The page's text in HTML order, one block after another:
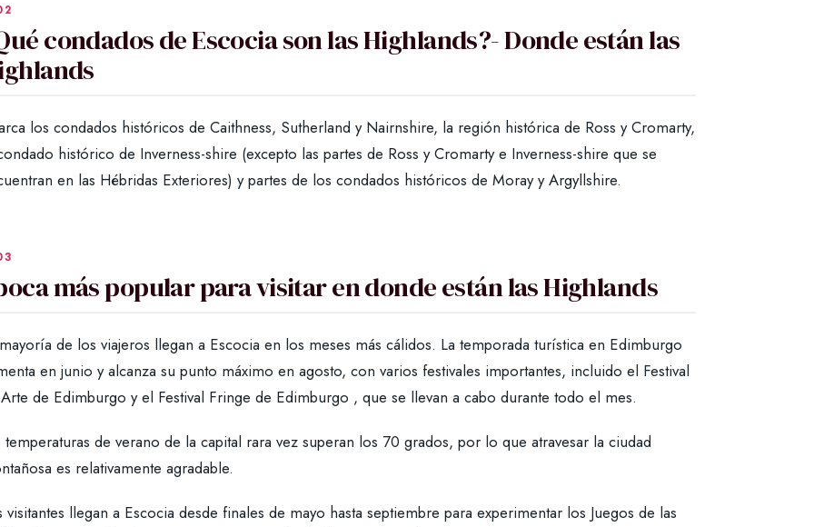
condados de Escocia son las Highlands?- Donde están las
los condados históricos de Caithness, Sutherland y Nairnshire, la región histórica de Ross y Cromarty,
histórico de Inverness-shire (excepto las partes de Ross y Cromarty e Inverness-shire que se
en las Hébridas Exteriores) y partes de los condados históricos de Moray y Argyllshire.
más popular para visitar en donde están las Highlands
de los viajeros llegan a Escocia en los meses más cálidos. La temporada turística en Edimburgo
en junio y alcanza su punto máximo en agosto, con varios festivales importantes, incluido el Festival
de Edimburgo y el Festival Fringe de Edimburgo , que se llevan a cabo durante todo el mes.
temperaturas de verano de la capital rara vez superan los 70 grados, por lo que atravesar la ciudad
es relativamente agradable.
visitantes llegan a Escocia desde finales de mayo hasta septiembre para experimentar los Juegos de las